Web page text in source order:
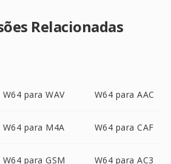
Relacionadas
W64 para WAV W64 para AAC
W64 para M4A W64 para CAF
W64 para GSM W64 para AC3